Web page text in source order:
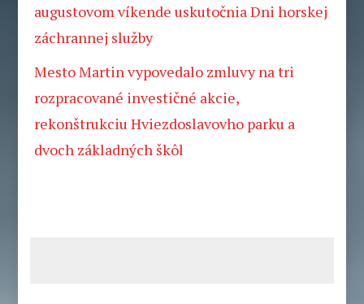
augustovom víkende uskutočnia Dni horskej
záchrannej služby
Mesto Martin vypovedalo zmluvy na tri
rozpracované investičné akcie,
rekonštrukciu Hviezdoslavovho parku a
dvoch základných škôl